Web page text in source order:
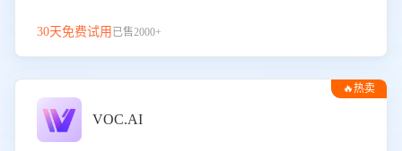
30天免费试用 已售2000+
🔥热卖
VOC.AI